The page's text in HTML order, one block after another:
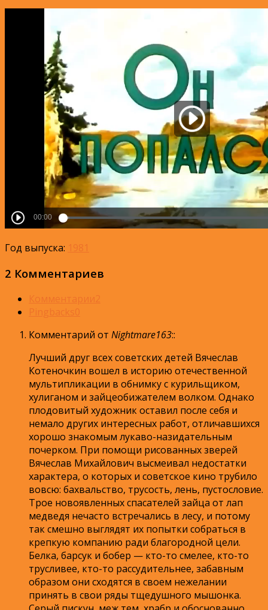
Год выпуска: 1981
2 Комментариев
Комментарии2
Pingbacks0
Комментарий от Nightmare163::
Лучший друг всех советских детей Вячеслав
Котеночкин вошел в историю отечественной
мультипликации в обнимку с курильщиком,
хулиганом и зайцеобижателем волком. Однако
плодовитый художник оставил после себя и
немало других интересных работ, отличавшихся
хорошо знакомым лукаво-назидательным
почерком. При помощи рисованных зверей
Вячеслав Михайлович высмеивал недостатки
характера, о которых и советское кино трубило
вовсю: бахвальство, трусость, лень, пустословие.
Трое новоявленных спасателей зайца от лап
медведя нечасто встречались в лесу, и потому
так смешно выглядят их попытки собраться в
крепкую компанию ради благородной цели.
Белка, барсук и бобер — кто-то смелее, кто-то
трусливее, кто-то рассудительнее, забавным
образом они сходятся в своем нежелании
принять в свои ряды тщедушного мышонка.